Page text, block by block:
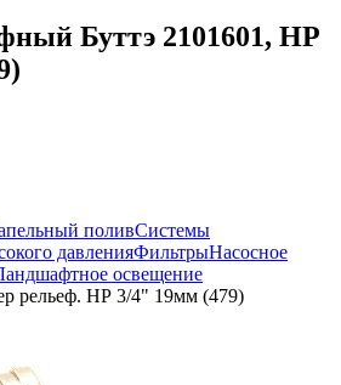
Буттэ 2101601, НР
поливСистемы
давленияФильтрыНасосное
освещение
рельеф. НР 3/4" 19мм (479)